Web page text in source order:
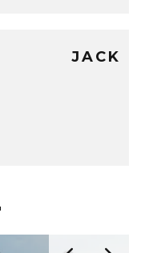
JACK